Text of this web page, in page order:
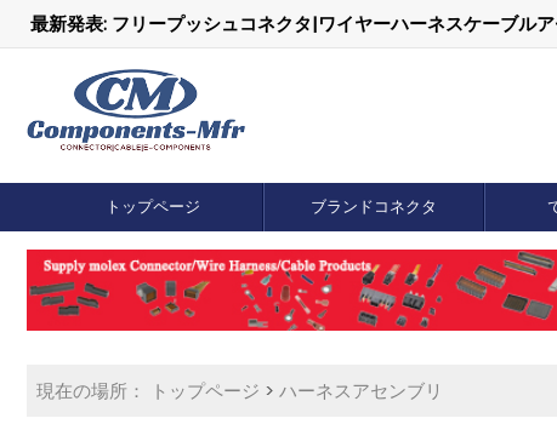
最新発表: フリープッシュコネクタ|ワイヤーハーネスケーブル
トップページ ブランドコネクタ
現在の場所： トップページ > ハーネスアセンブリ